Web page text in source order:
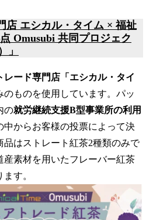
店 エシカル・タイム × 福祉
Omusubi 共同プロジェク
」
レード専門店「エシカル・タイ
のものを使用しています。パッ
の就労継続支援B型事業所の利用
中からお客様の投票によって決
品はストレート紅茶2種類のみで
産素材を用いたフレーバー紅茶
す。